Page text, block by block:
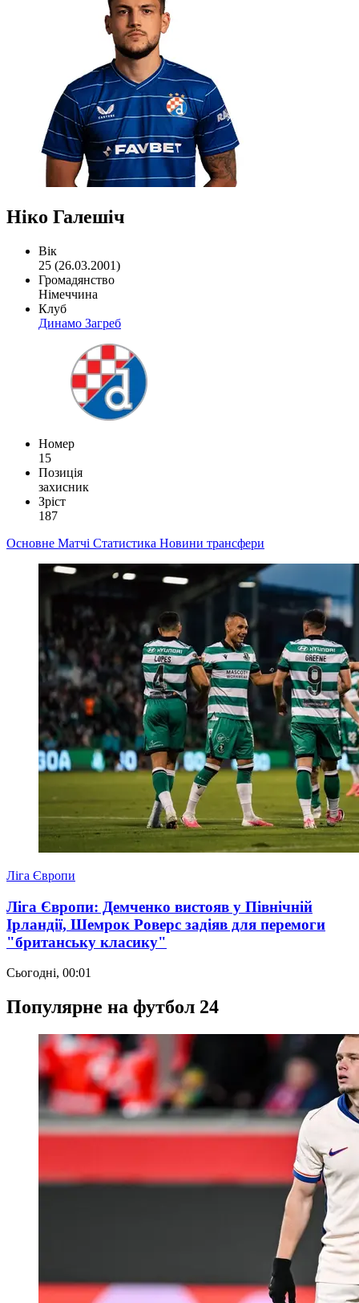
Ніко Галешіч
Вік
25 (26.03.2001)
Громадянство
Німеччина
Клуб
Динамо Загреб
Номер
15
Позиція
захисник
Зріст
187
Основне Матчі Статистика Новини трансфери
Ліга Європи
Ліга Європи: Демченко вистояв у Північній
Ірландії, Шемрок Роверс задіяв для перемоги
"британську класику"
Сьогодні, 00:01
Популярне на футбол 24